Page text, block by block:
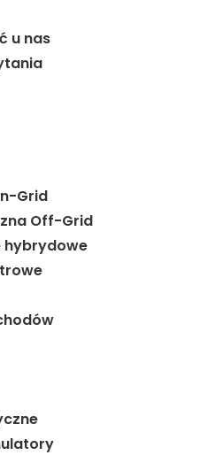
u nas
Grid
Off-Grid
hybrydowe